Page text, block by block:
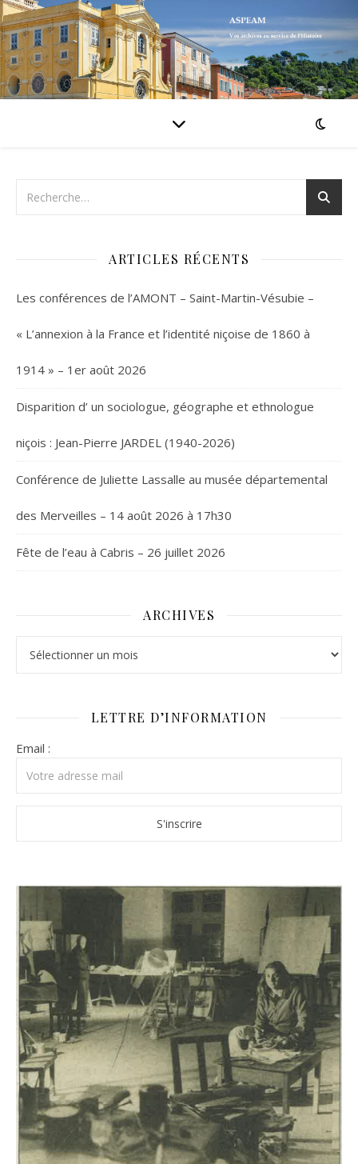
ARTICLES RÉCENTS
Les conférences de l’AMONT – Saint-Martin-Vésubie –
« L’annexion à la France et l’identité niçoise de 1860 à
1914 » – 1er août 2026
Disparition d’ un sociologue, géographe et ethnologue
niçois : Jean-Pierre JARDEL (1940-2026)
Conférence de Juliette Lassalle au musée départemental
des Merveilles – 14 août 2026 à 17h30
Fête de l’eau à Cabris – 26 juillet 2026
ARCHIVES
LETTRE D’INFORMATION
Email :